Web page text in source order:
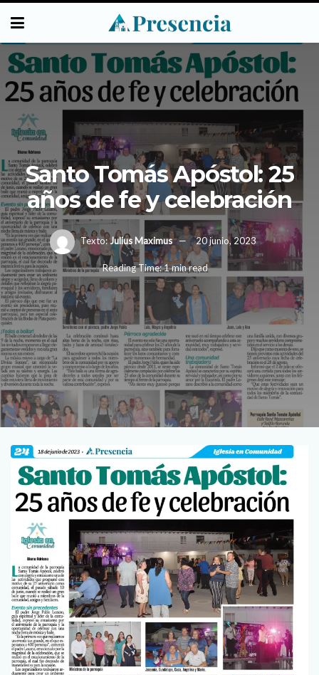
Santo Tomás Apóstol: 25
años de fe y celebración
Texto:Julius Maximus 20 junio, 2023
Reading Time: 1 min read